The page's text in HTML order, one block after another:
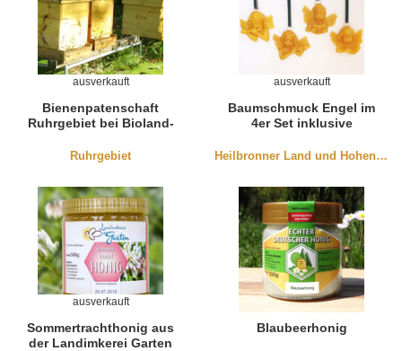
Bienenpatenschaft
Ruhrgebiet bei Bioland-
Ruhrgebiet
ausverkauft
Baumschmuck Engel im
4er Set inklusive
Heilbronner Land und Hohenlohe
ausverkauft
Sommertrachthonig aus
der Landimkerei Garten
ausverkauft
Blaubeerhonig